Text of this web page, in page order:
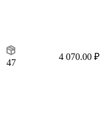
47
4 070.00 ₽